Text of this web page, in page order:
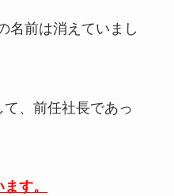
名前は消えていまし
、前任社長であっ
す。